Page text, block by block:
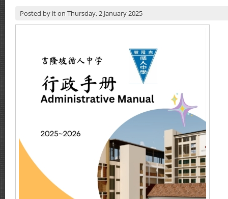
Posted by iton Thursday, 2 January 2025